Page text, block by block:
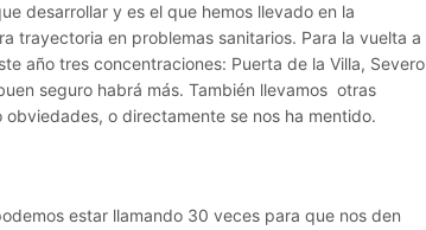
desarrollar y es el que hemos llevado en la
trayectoria en problemas sanitarios. Para la vuelta a
año tres concentraciones: Puerta de la Villa, Severo
seguro habrá más. También llevamos otras
o directamente se nos ha mentido.
estar llamando 30 veces para que nos den